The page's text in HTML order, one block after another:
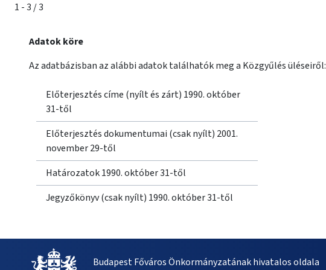
1 - 3 / 3
Adatok köre
Az adatbázisban az alábbi adatok találhatók meg a Közgyűlés üléseiről:
Előterjesztés címe (nyílt és zárt) 1990. október
31-től
Előterjesztés dokumentumai (csak nyílt) 2001.
november 29-től
Határozatok 1990. október 31-től
Jegyzőkönyv (csak nyílt) 1990. október 31-től
Budapest Főváros Önkormányzatának hivatalos oldala